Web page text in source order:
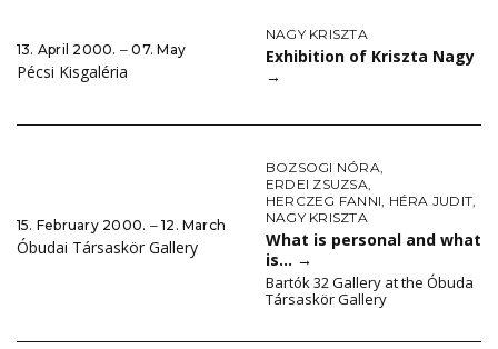
13. April 2000. ‒ 07. May
Pécsi Kisgaléria
NAGY KRISZTA
Exhibition of Kriszta Nagy
→
15. February 2000. ‒ 12. March
Óbudai Társaskör Gallery
BOZSOGI NÓRA,
ERDEI ZSUZSA,
HERCZEG FANNI, HÉRA JUDIT,
NAGY KRISZTA
What is personal and what
is… →
Bartók 32 Gallery at the Óbuda
Társaskör Gallery